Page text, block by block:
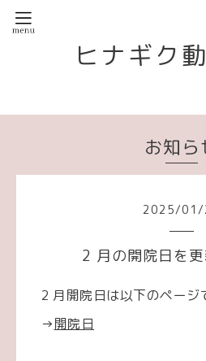
ヒナギク
お知ら
2025/01 /
2 月の開院日を
2 月開院日は以下のページ
→開院日